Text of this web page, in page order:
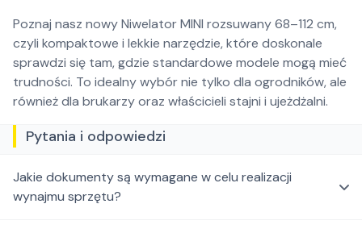
Poznaj nasz nowy Niwelator MINI rozsuwany 68–112 cm,
czyli kompaktowe i lekkie narzędzie, które doskonale
sprawdzi się tam, gdzie standardowe modele mogą mieć
trudności. To idealny wybór nie tylko dla ogrodników, ale
również dla brukarzy oraz właścicieli stajni i ujeżdżalni.
Pytania i odpowiedzi
Jakie dokumenty są wymagane w celu realizacji
wynajmu sprzętu?